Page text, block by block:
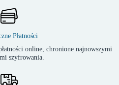
Płatności
online, chronione najnowszymi
szyfrowania.